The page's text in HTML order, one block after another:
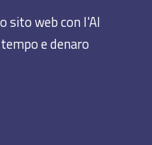
sito web con l'AI
e denaro